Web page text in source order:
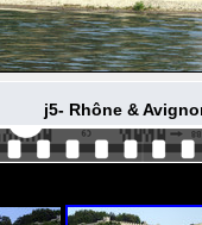
j5- Rhône &